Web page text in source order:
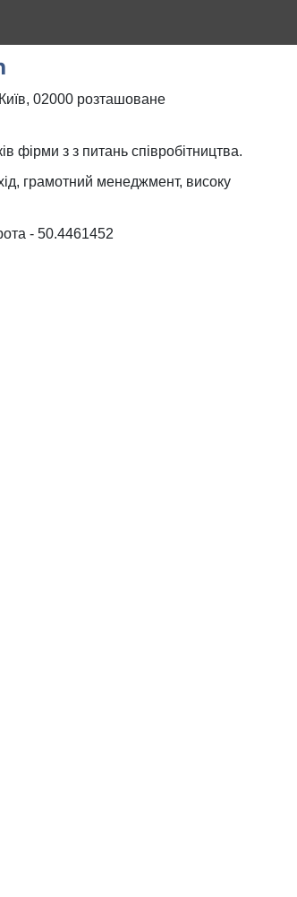
02000 розташоване
фірми з з питань співробітництва.
грамотний менеджмент, високу
- 50.4461452